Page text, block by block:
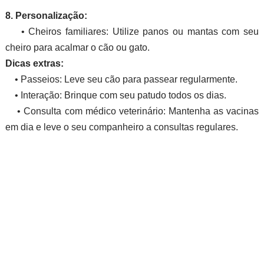
8. Personalização:
• Cheiros familiares: Utilize panos ou mantas com seu
cheiro para acalmar o cão ou gato.
Dicas extras:
• Passeios: Leve seu cão para passear regularmente.
• Interação: Brinque com seu patudo todos os dias.
• Consulta com médico veterinário: Mantenha as vacinas
em dia e leve o seu companheiro a consultas regulares.